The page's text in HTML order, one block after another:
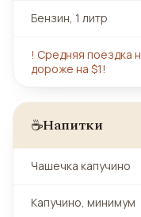
Бензин, 1 литр
! Средняя поездка
дороже на $1!
☕Напитки
Чашечка капучино
Капучино, минимум